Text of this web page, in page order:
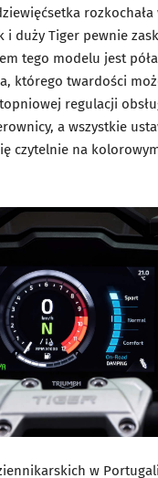
rozkochała
i duży Tiger pewnie
tego modelu jest
którego twardości
regulacji
a wszystkie
czytelnie na
w